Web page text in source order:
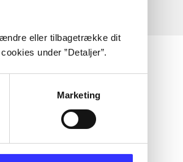
eller tilbagetrække dit
under ”Detaljer”.
Marketing